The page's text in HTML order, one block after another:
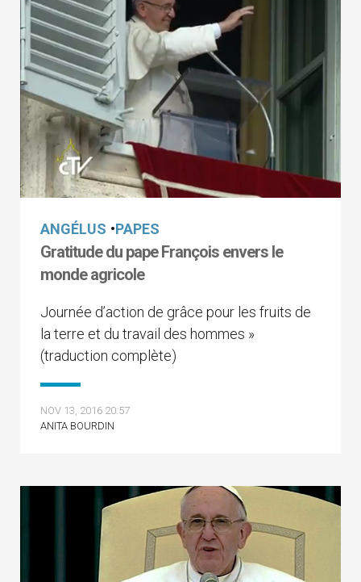
ANGÉLUS •PAPES
Gratitude du pape François envers le
monde agricole
Journée d’action de grâce pour les fruits de
la terre et du travail des hommes »
(traduction complète)
NOV 13, 2016 20:57
ANITA BOURDIN